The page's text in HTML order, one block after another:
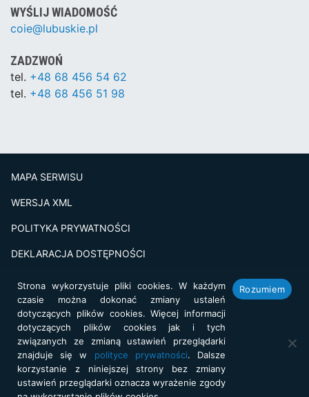
WYŚLIJ WIADOMOŚĆ
coie@lubuskie.pl
ZADZWOŃ
tel. +48 68 456 54 62
tel. +48 68 456 51 98
MAPA SERWISU
WERSJA XML
POLITYKA PRYWATNOŚCI
DEKLARACJA DOSTĘPNOŚCI
Projekt i realizacja: netkoncept.com
Strona wykorzystuje pliki cookies. W każdym
czasie można dokonać zmiany ustaleń
dotyczących plików cookies. Więcej informacji
dotyczących plików cookies jak i tych
związanych ze zmianą ustawień przeglądarki
znajduje się w polityce prywatności. Dalsze
korzystanie z niniejszej strony bez zmiany
ustawień przeglądarki oznacza wyrażenie zgody
Rozumiem